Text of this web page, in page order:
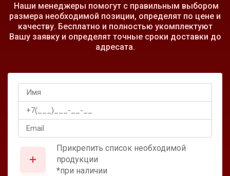
Наши менеджеры помогут с правильным выбором
размера необходимой позиции, определят по цене и
качеству. Бесплатно и полностью укомплектуют
Вашу заявку и определят точные сроки доставки до
адресата.
Прикрепить список необходимой
продукции
*при наличии